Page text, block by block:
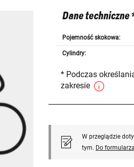
Dane techniczne
Pojemność skokowa:
Cylindry:
* Podczas
zakresie
W przeglądzie
tym. Do formularza